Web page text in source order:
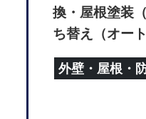
換・屋根塗装
ち替え（オート
外壁・屋根・